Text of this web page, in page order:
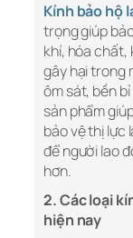
Kính bảo hộ
trọng giúp
khí, hóa chất,
gây hại trong
ôm sát, bền
sản phẩm
bảo vệ thị lực
để người lao
hơn.
2. Các loại
hiện nay